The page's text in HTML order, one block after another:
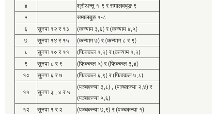
४
श्रीअन्तु १-९ र समालवबुङ ९
५
समालबुङ १-८
६
सुनपा १२ र १३
(कन्याम ३,६) र (कन्याम ४,५)
७
सुनपा १४ र १५
(कन्याम ७) र (कन्याम ८ र ९)
८
सुनपा १० र ११
(फिक्कल १,२) र (कन्याम १,२)
९
सुनपा ८ र ९
(फिक्कल ५) र (फिक्कल ३,४)
१०
सुनपा ६ र ७ (फिक्कल ६,९) र (फिक्कल ७,८)
११ सुनपा ३ , ४ र ५
(पञ्चकन्या ३,८) , (पञ्चकन्या २,४) र
(पञ्चकन्या ५,६)
१२
सुनपा १ र २
(पञ्चकन्या ७,९) र (पञ्चकन्या १)